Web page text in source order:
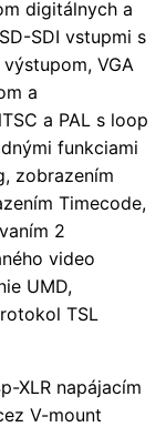
digitálnych a
SDI vstupmi s
VGA
a
a PAL s loop
funkciami
zobrazením
Timecode,
2
video
UMD,
TSL
XLR napájacím
V-mount